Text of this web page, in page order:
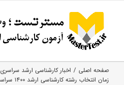
content
صفحه اصلی
اخبار کارشناسی ارشد سراسری
زمان انتخاب رشته کارشناسی ارشد ۱۴۰۰ سراسری و آزاد